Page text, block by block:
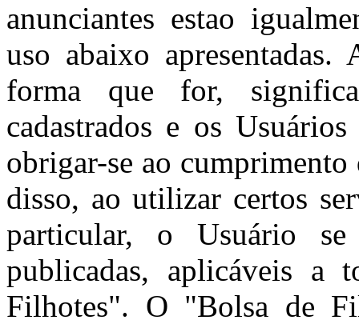
anunciantes estao
uso abaixo
forma que for,
cadastrados e os
obrigar-se ao cumprimento
disso, ao utilizar certos
particular, o Usuário
publicadas, aplicáveis a
Filhotes". O "Bolsa de